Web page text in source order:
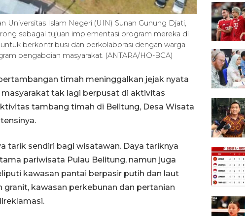
Universitas Islam Negeri (UIN) Sunan Gunung Djati,
sebagai tujuan implementasi program mereka di
berkontribusi dan berkolaborasi dengan warga
pengabdian masyarakat. (ANTARA/HO-BCA)
timah meninggalkan jejak nyata
tak lagi berpusat di aktivitas
tambang timah di Belitung, Desa Wisata
tarik sendiri bagi wisatawan. Daya tariknya
pariwisata Pulau Belitung, namun juga
kawasan pantai berpasir putih dan laut
kawasan perkebunan dan pertanian